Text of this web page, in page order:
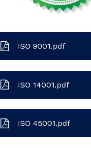
ISO 9001.pdf
ISO 14001.pdf
ISO 45001.pdf